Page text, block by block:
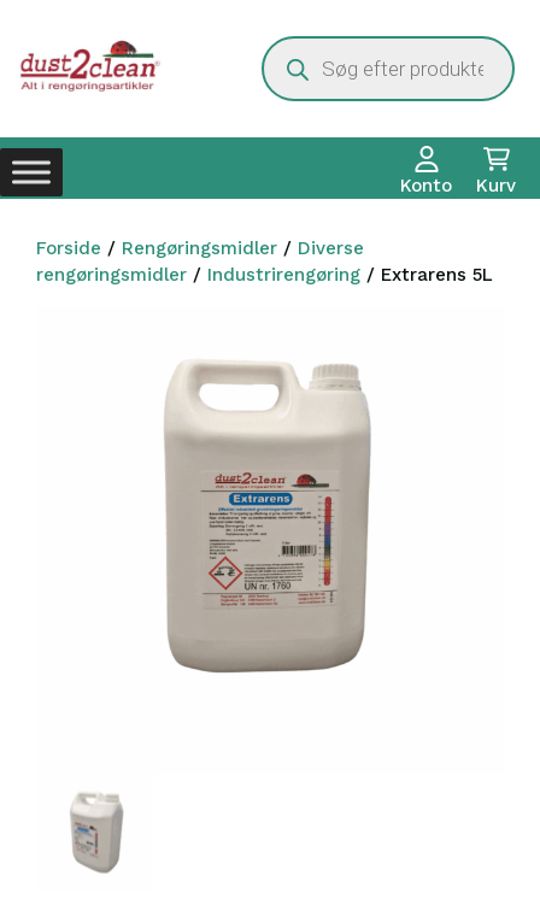
indhold
Products
search
Konto Kurv
Forside / Rengøringsmidler / Diverse
rengøringsmidler / Industrirengøring / Extrarens 5L